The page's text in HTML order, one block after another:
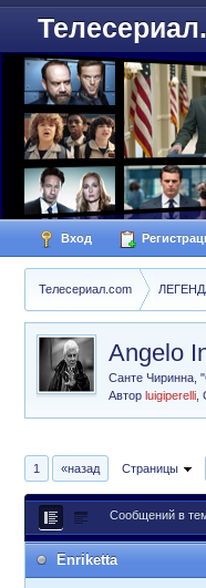
Вход
Телесериал.com
Angelo
Санте Чиринна,
Автор luigiperelli
1 «назад Страницы
Сообщений в
Enriketta